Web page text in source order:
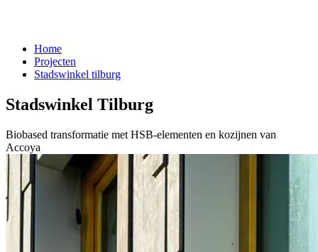
Home
Projecten
Stadswinkel tilburg
Stadswinkel Tilburg
Biobased transformatie met HSB-elementen en kozijnen van
Accoya